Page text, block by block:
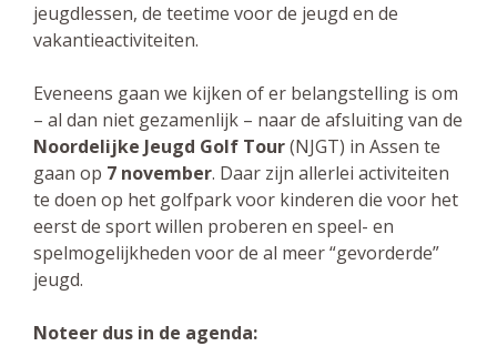
jeugdlessen, de teetime voor de jeugd en de
vakantieactiviteiten.
Eveneens gaan we kijken of er belangstelling is om
– al dan niet gezamenlijk – naar de afsluiting van de
Noordelijke Jeugd Golf Tour(NJGT) in Assen te
gaan op 7 november. Daar zijn allerlei activiteiten
te doen op het golfpark voor kinderen die voor het
eerst de sport willen proberen en speel- en
spelmogelijkheden voor de al meer “gevorderde”
jeugd.
Noteer dus in de agenda: